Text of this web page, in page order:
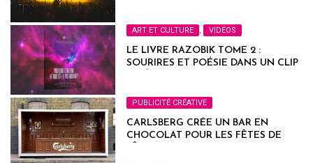
ART ET CULTURE , VIDÉOS
LE LIVRE RAZOBIK TOME 2 :
SOURIRES ET POÉSIE DANS UN CLIP
PUBLICITÉ CRÉATIVE
CARLSBERG CRÉE UN BAR EN
CHOCOLAT POUR LES FÊTES DE